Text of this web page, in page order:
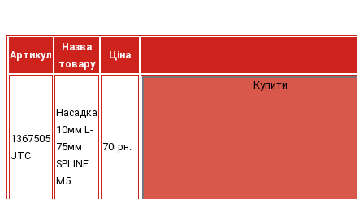
Артикул
Назва
товару
Ціна
1367505
JTC
Насадка
10мм L-
75мм
SPLINE
M5
70грн.
Купити